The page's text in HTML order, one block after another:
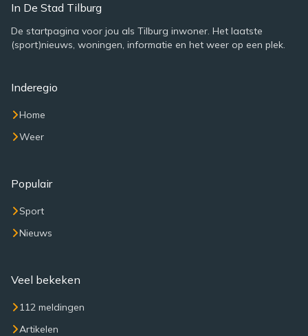
In De Stad Tilburg
De startpagina voor jou als Tilburg inwoner. Het laatste
(sport)nieuws, woningen, informatie en het weer op een plek.
Inderegio
Home
Weer
Populair
Sport
Nieuws
Veel bekeken
112 meldingen
Artikelen